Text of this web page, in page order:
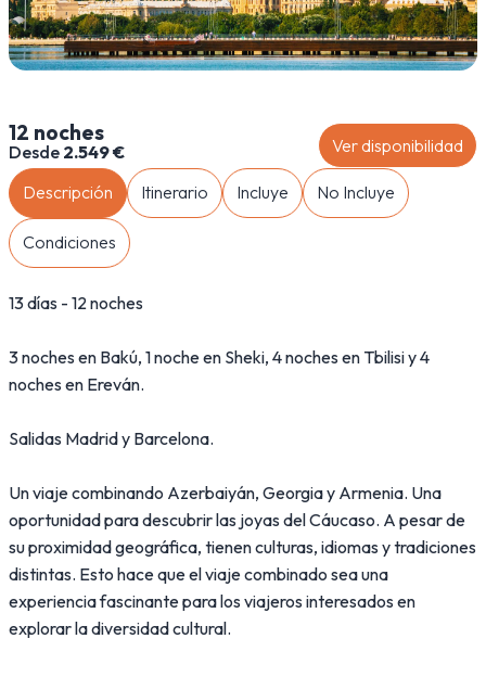
Descripción Itinerario Incluye No Incluye
Condiciones
13 días - 12 noches
3 noches en Bakú, 1 noche en Sheki, 4 noches en Tbilisi y 4
noches en Ereván.
Salidas Madrid y Barcelona.
Un viaje combinando Azerbaiyán, Georgia y Armenia. Una
oportunidad para descubrir las joyas del Cáucaso. A pesar de
su proximidad geográfica, tienen culturas, idiomas y tradiciones
distintas. Esto hace que el viaje combinado sea una
experiencia fascinante para los viajeros interesados en
explorar la diversidad cultural.
12 noches
Desde 2.549 € Ver disponibilidad